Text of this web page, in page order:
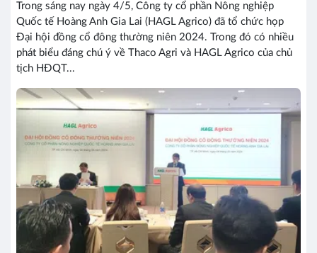
Trong sáng nay ngày 4/5, Công ty cổ phần Nông nghiệp
Quốc tế Hoàng Anh Gia Lai (HAGL Agrico) đã tổ chức họp
Đại hội đồng cổ đông thường niên 2024. Trong đó có nhiều
phát biểu đáng chú ý về Thaco Agri và HAGL Agrico của chủ
tịch HĐQT...